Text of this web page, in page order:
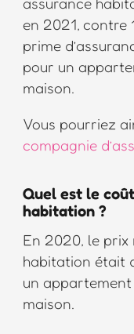
en 2021, contre
prime
pour un
maison.
Vous pourriez
compagnie
Quel est le
habitation ?
En 2020, le prix
habitation était
un
maison.